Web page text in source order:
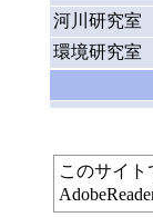
河川研究室
環境研究室
このサイ